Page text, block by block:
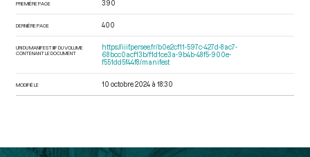
PREMIÈRE PAGE 390
DERNIÈRE PAGE 400
URI DU MANIFEST IIIF DU VOLUME
CONTENANT LE DOCUMENT
https://iiif.persee.fr/b0e2cf11-597c-427d-8ac7-
68bcc0acf13b/f1d1ce3a-9b4b-48f5-900e-
f551dd5f44f8/manifest
MODIFIÉ LE 10 octobre 2024 à 18:30